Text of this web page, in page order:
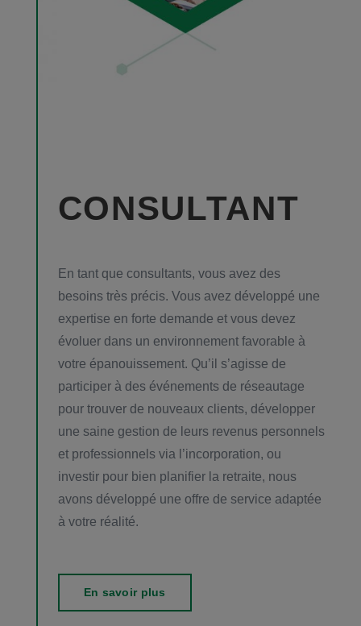
CONSULTANT
En tant que consultants, vous avez des
besoins très précis. Vous avez développé une
expertise en forte demande et vous devez
évoluer dans un environnement favorable à
votre épanouissement. Qu’il s’agisse de
participer à des événements de réseautage
pour trouver de nouveaux clients, développer
une saine gestion de leurs revenus personnels
et professionnels via l’incorporation, ou
investir pour bien planifier la retraite, nous
avons développé une offre de service adaptée
à votre réalité.
En savoir plus